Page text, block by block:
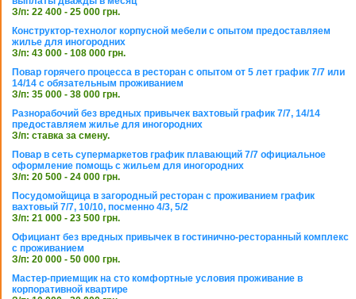
З/п: 22 400 - 25 000 грн.
Конструктор-технолог корпусной мебели с опытом предоставляем
жилье для иногородних
З/п: 43 000 - 108 000 грн.
Повар горячего процесса в ресторан с опытом от 5 лет график 7/7 или
14/14 с обязательным проживанием
З/п: 35 000 - 38 000 грн.
Разнорабочий без вредных привычек вахтовый график 7/7, 14/14
предоставляем жилье для иногородних
З/п: ставка за смену.
Повар в сеть супермаркетов график плавающий 7/7 официальное
оформление помощь с жильем для иногородних
З/п: 20 500 - 24 000 грн.
Посудомойщица в загородный ресторан с проживанием график
вахтовый 7/7, 10/10, посменно 4/3, 5/2
З/п: 21 000 - 23 500 грн.
Официант без вредных привычек в гостинично-ресторанный комплекс
с проживанием
З/п: 20 000 - 50 000 грн.
Мастер-приемщик на сто комфортные условия проживание в
корпоративной квартире